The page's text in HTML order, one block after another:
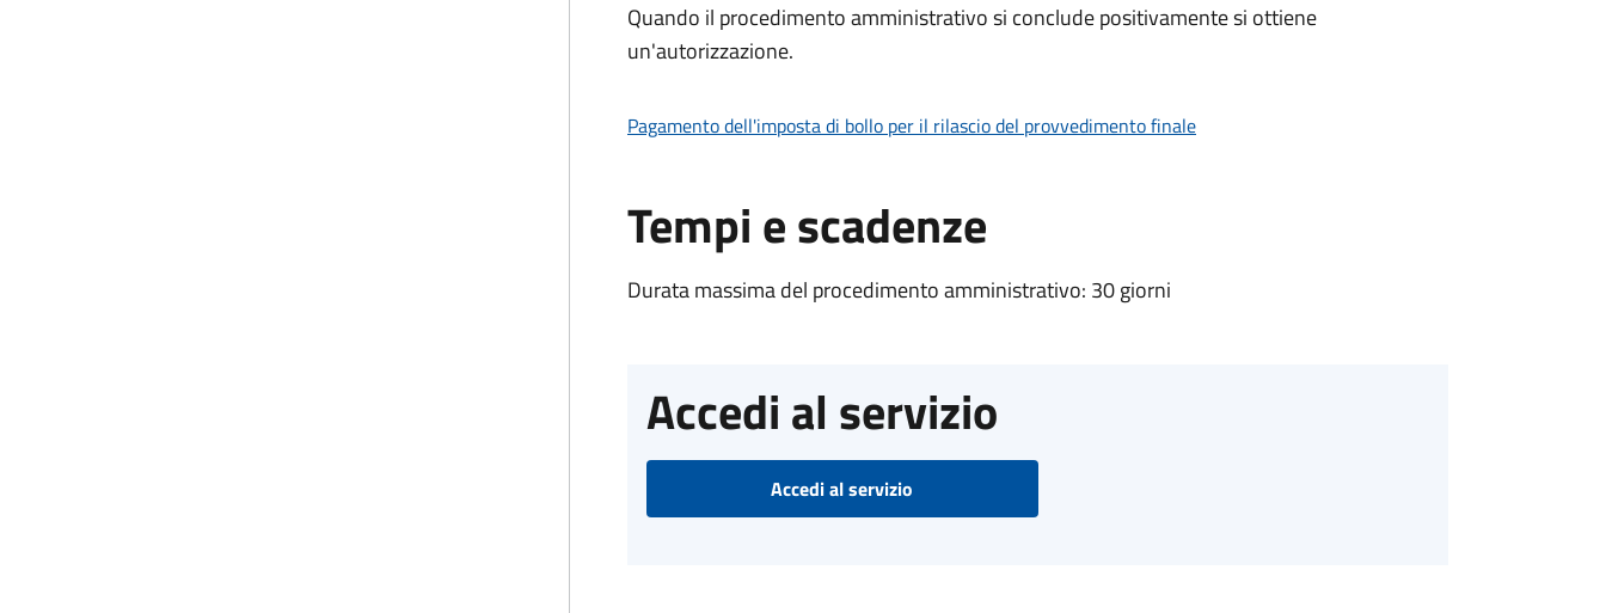
Quando il procedimento amministrativo si conclude positivamente si ottiene
un'autorizzazione.
Pagamento dell'imposta di bollo per il rilascio del provvedimento finale
Tempi e scadenze
Durata massima del procedimento amministrativo: 30 giorni
Accedi al servizio
Accedi al servizio